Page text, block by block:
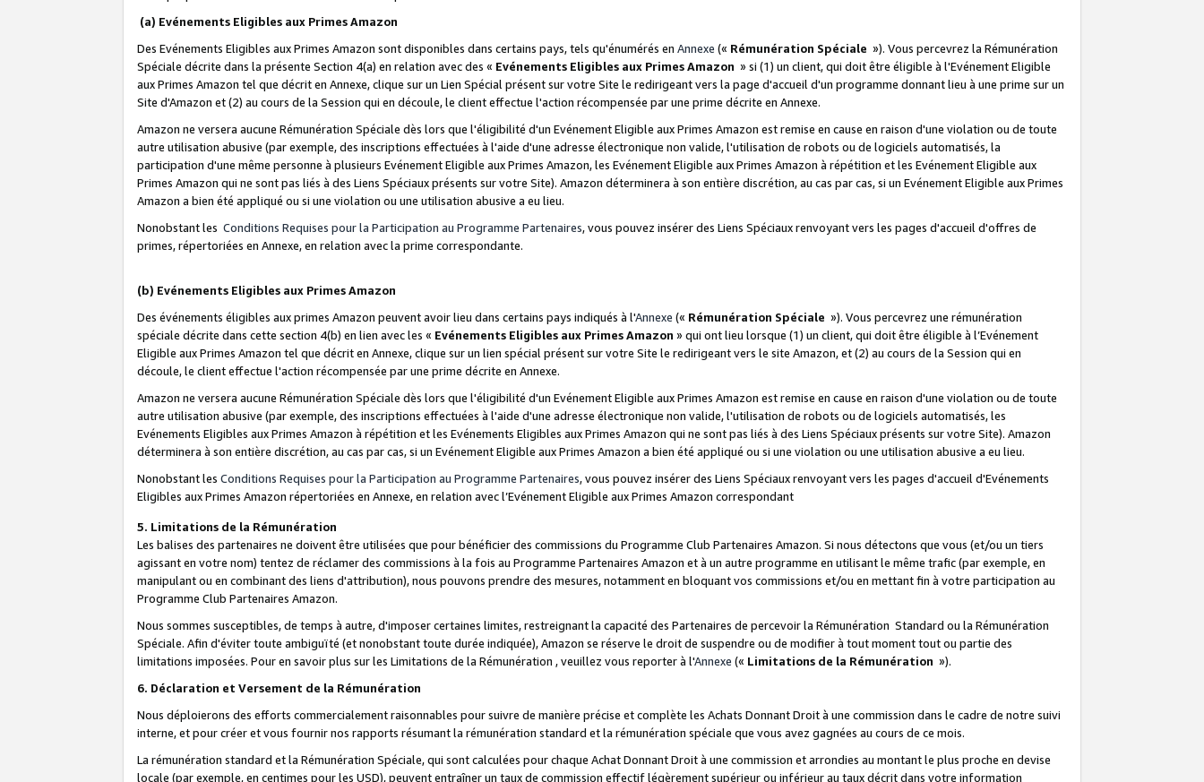
(a) Evénements Eligibles aux Primes Amazon
Des Evénements Eligibles aux Primes Amazon sont disponibles dans certains pays, tels qu'énumérés en Annexe (« Rémunération Spéciale »). Vous percevrez la Rémunération
Spéciale décrite dans la présente Section 4(a) en relation avec des « Evénements Eligibles aux Primes Amazon » si (1) un client, qui doit être éligible à l'Evénement Eligible
aux Primes Amazon tel que décrit en Annexe, clique sur un Lien Spécial présent sur votre Site le redirigeant vers la page d'accueil d'un programme donnant lieu à une prime sur un
Site d'Amazon et (2) au cours de la Session qui en découle, le client effectue l'action récompensée par une prime décrite en Annexe.
Amazon ne versera aucune Rémunération Spéciale dès lors que l'éligibilité d'un Evénement Eligible aux Primes Amazon est remise en cause en raison d'une violation ou de toute
autre utilisation abusive (par exemple, des inscriptions effectuées à l'aide d'une adresse électronique non valide, l'utilisation de robots ou de logiciels automatisés, la
participation d'une même personne à plusieurs Evénement Eligible aux Primes Amazon, les Evénement Eligible aux Primes Amazon à répétition et les Evénement Eligible aux
Primes Amazon qui ne sont pas liés à des Liens Spéciaux présents sur votre Site). Amazon déterminera à son entière discrétion, au cas par cas, si un Evénement Eligible aux Primes
Amazon a bien été appliqué ou si une violation ou une utilisation abusive a eu lieu.
Nonobstant les Conditions Requises pour la Participation au Programme Partenaires, vous pouvez insérer des Liens Spéciaux renvoyant vers les pages d'accueil d'offres de
primes, répertoriées en Annexe, en relation avec la prime correspondante.
(b) Evénements Eligibles aux Primes Amazon
Des événements éligibles aux primes Amazon peuvent avoir lieu dans certains pays indiqués à l'Annexe (« Rémunération Spéciale »). Vous percevrez une rémunération
spéciale décrite dans cette section 4(b) en lien avec les « Evénements Eligibles aux Primes Amazon » qui ont lieu lorsque (1) un client, qui doit être éligible à l’Evénement
Eligible aux Primes Amazon tel que décrit en Annexe, clique sur un lien spécial présent sur votre Site le redirigeant vers le site Amazon, et (2) au cours de la Session qui en
découle, le client effectue l'action récompensée par une prime décrite en Annexe.
Amazon ne versera aucune Rémunération Spéciale dès lors que l'éligibilité d'un Evénement Eligible aux Primes Amazon est remise en cause en raison d'une violation ou de toute
autre utilisation abusive (par exemple, des inscriptions effectuées à l'aide d'une adresse électronique non valide, l'utilisation de robots ou de logiciels automatisés, les
Evénements Eligibles aux Primes Amazon à répétition et les Evénements Eligibles aux Primes Amazon qui ne sont pas liés à des Liens Spéciaux présents sur votre Site). Amazon
déterminera à son entière discrétion, au cas par cas, si un Evénement Eligible aux Primes Amazon a bien été appliqué ou si une violation ou une utilisation abusive a eu lieu.
Nonobstant les Conditions Requises pour la Participation au Programme Partenaires, vous pouvez insérer des Liens Spéciaux renvoyant vers les pages d'accueil d'Evénements
Eligibles aux Primes Amazon répertoriées en Annexe, en relation avec l’Evénement Eligible aux Primes Amazon correspondant
5. Limitations de la Rémunération
Les balises des partenaires ne doivent être utilisées que pour bénéficier des commissions du Programme Club Partenaires Amazon. Si nous détectons que vous (et/ou un tiers
agissant en votre nom) tentez de réclamer des commissions à la fois au Programme Partenaires Amazon et à un autre programme en utilisant le même trafic (par exemple, en
manipulant ou en combinant des liens d'attribution), nous pouvons prendre des mesures, notamment en bloquant vos commissions et/ou en mettant fin à votre participation au
Programme Club Partenaires Amazon.
Nous sommes susceptibles, de temps à autre, d'imposer certaines limites, restreignant la capacité des Partenaires de percevoir la Rémunération Standard ou la Rémunération
Spéciale. Afin d'éviter toute ambiguïté (et nonobstant toute durée indiquée), Amazon se réserve le droit de suspendre ou de modifier à tout moment tout ou partie des
limitations imposées. Pour en savoir plus sur les Limitations de la Rémunération , veuillez vous reporter à l'Annexe (« Limitations de la Rémunération »).
6. Déclaration et Versement de la Rémunération
Nous déploierons des efforts commercialement raisonnables pour suivre de manière précise et complète les Achats Donnant Droit à une commission dans le cadre de notre suivi
interne, et pour créer et vous fournir nos rapports résumant la rémunération standard et la rémunération spéciale que vous avez gagnées au cours de ce mois.
La rémunération standard et la Rémunération Spéciale, qui sont calculées pour chaque Achat Donnant Droit à une commission et arrondies au montant le plus proche en devise
locale (par exemple, en centimes pour les USD), peuvent entraîner un taux de commission effectif légèrement supérieur ou inférieur au taux décrit dans votre information